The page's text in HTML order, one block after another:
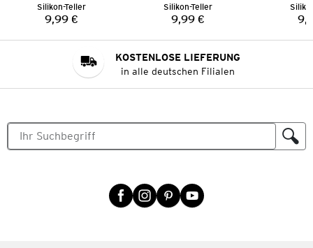
Silikon-Teller
Preis:
9,99 €
Silikon-Teller
Preis:
9,99 €
KOSTENLOSE LIEFERUNG
in alle deutschen Filialen